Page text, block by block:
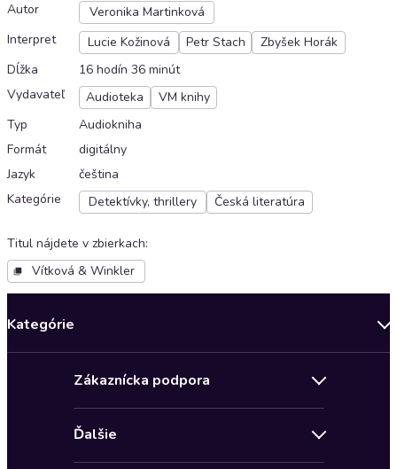
Autor
Veronika Martinková
Interpret
Lucie Kožinová Petr Stach
Zbyšek Horák
Dĺžka
16 hodín 36 minút
Vydavateľ
Audioteka
VM knihy
Typ
Audiokniha
Formát
digitálny
Jazyk
čeština
Kategórie
Detektívky, thrillery Česká literatúra
Titul nájdete v zbierkach:
Vítková & Winkler
Kategórie
Zákaznícka podpora
Ďalšie